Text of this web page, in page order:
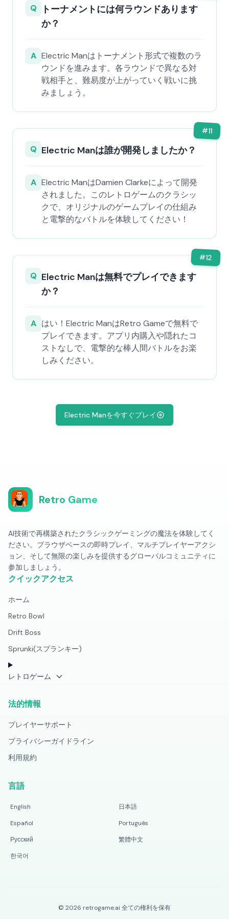
Q
トーナメントには何ラウンドあります
か？
A Electric Manはトーナメント形式で複数のラ
ウンドを進みます。各ラウンドで異なる対
戦相手と、難易度が上がっていく戦いに挑
みましょう。
#11
Q Electric Manは誰が開発しましたか？
A Electric ManはDamien Clarkeによって開発
されました。このレトロゲームのクラシッ
クで、オリジナルのゲームプレイの仕組み
と電撃的なバトルを体験してください！
#12
Q Electric Manは無料でプレイできます
か？
A はい！Electric ManはRetro Gameで無料で
プレイできます。アプリ内購入や隠れたコ
ストなしで、電撃的な棒人間バトルをお楽
しみください。
Electric Manを今すぐプレイ
Retro Game
AI技術で再構築されたクラシックゲーミングの魔法を体験してく
ださい。ブラウザベースの即時プレイ、マルチプレイヤーアクシ
ョン、そして無限の楽しみを提供するグローバルコミュニティに
参加しましょう。
クイックアクセス
ホーム
Retro Bowl
Drift Boss
Sprunki(スプランキー)
レトロゲーム
法的情報
プレイヤーサポート
プライバシーガイドライン
利用規約
言語
English
日本語
Español
Português
Русский
繁體中文
한국어
© 2026 retrogame.ai 全ての権利を保有